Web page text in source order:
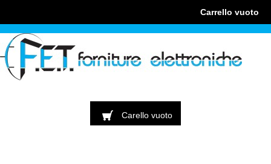
Carrello vuoto
Carello vuoto